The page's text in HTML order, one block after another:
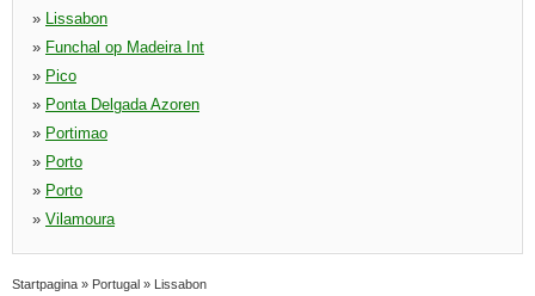
» Lissabon
» Funchal op Madeira Int
» Pico
» Ponta Delgada Azoren
» Portimao
» Porto
» Porto
» Vilamoura
Startpagina » Portugal » Lissabon